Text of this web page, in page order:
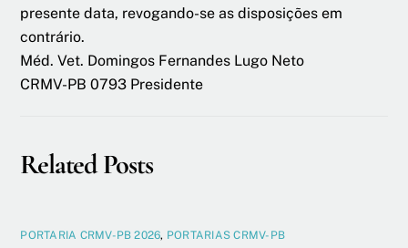
presente data, revogando-se as disposições em
contrário.
Méd. Vet. Domingos Fernandes Lugo Neto
CRMV-PB 0793 Presidente
Related Posts
PORTARIA CRMV-PB 2026, PORTARIAS CRMV-PB